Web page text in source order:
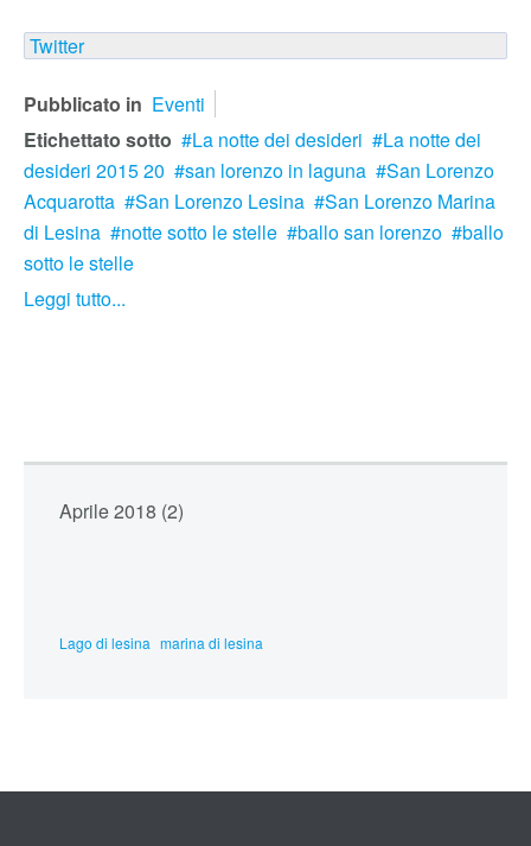
Twitter
Pubblicato in Eventi
Etichettato sotto
La notte dei desideri
La notte dei
desideri 2015 20
san lorenzo in laguna
San Lorenzo
Acquarotta
San Lorenzo Lesina
San Lorenzo Marina
di Lesina
notte sotto le stelle ballo san lorenzo
ballo
sotto le stelle
Leggi tutto...
Aprile 2018 (2)
Lago di lesina marina di lesina